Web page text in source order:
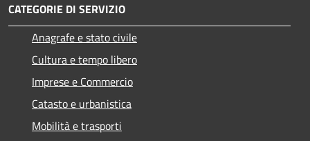
CATEGORIE DI SERVIZIO
Anagrafe e stato civile
Cultura e tempo libero
Imprese e Commercio
Catasto e urbanistica
Mobilità e trasporti